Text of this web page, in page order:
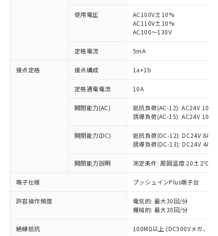
使用電圧
AC100V±10%
AC110V±10%
AC100～130V
定格電流 5mA
接点定格 接点構成 1a+1b
定格通電電流 10A
開閉能力(AC)
抵抗負荷(AC-12): AC24V 10A/
誘導負荷(AC-15): AC24V
開閉能力(DC)
抵抗負荷(DC-12): DC24V 8A/
誘導負荷(DC-13): DC24V 4A/
開閉能力説明 測定条件: 周囲温度 20±2℃、
端子仕様 プッシュインPlus端子台
許容操作頻度
電気的: 最大30回/分
機械的: 最大30回/分
絶縁抵抗 100MΩ以上 (DC500Vメガ、点
以下の条件をお読みいただき、同意のうえ
ご利用ください。
本サービスは、当社制御機器事業取扱
商品の当社在庫状況および標準価格
(税抜)を提供させていただくもので
当社制御機器事業取扱商品の中には、
本サービスの対象外となる商品もある
対応済み：EU RoHS指令（10物質）の
非含有に対応した製品が提供可能な商品で
対応予定：EU RoHS指令（10物質）の非含
有に対応した製品に切り替える予定のある
対応予定なし：EU RoHS指令（10物質）の
非含有に非対応の商品で、対応品を出す予
定はありません。
調査・確認中：EU RoHS指令（10物質）の
非含有の対応状況を調査中または確認中の
非該当品：ライセンス料など無形物で、有
害物質有無と関係のない商品です。
仕入先様の事情により、非含有部品として
※1 中国RoHS○×表
「○」：最大均質材料含有率が中国RoHSの
基準値以下であることを示します。
「×」：最大均質材料含有率が中国RoHSの
基準値を超えていることを示します。